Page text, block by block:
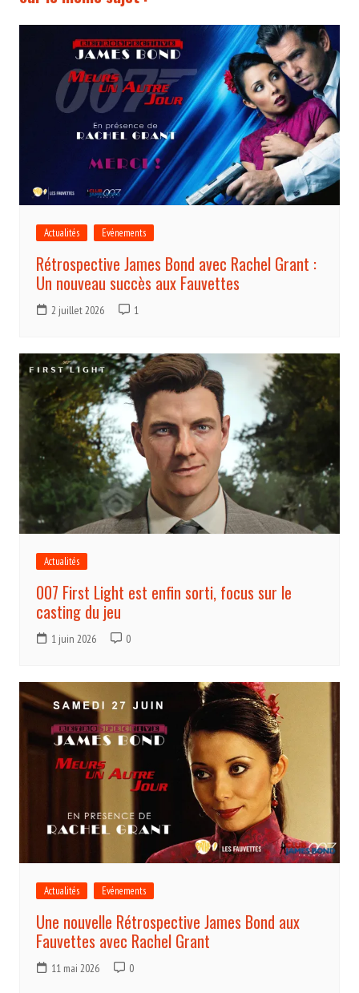
Actualités Evénements
Rétrospective James Bond avec Rachel Grant :
Un nouveau succès aux Fauvettes
2 juillet 2026 1
Actualités
007 First Light est enfin sorti, focus sur le
casting du jeu
1 juin 2026 0
Actualités Evénements
Une nouvelle Rétrospective James Bond aux
Fauvettes avec Rachel Grant
11 mai 2026 0